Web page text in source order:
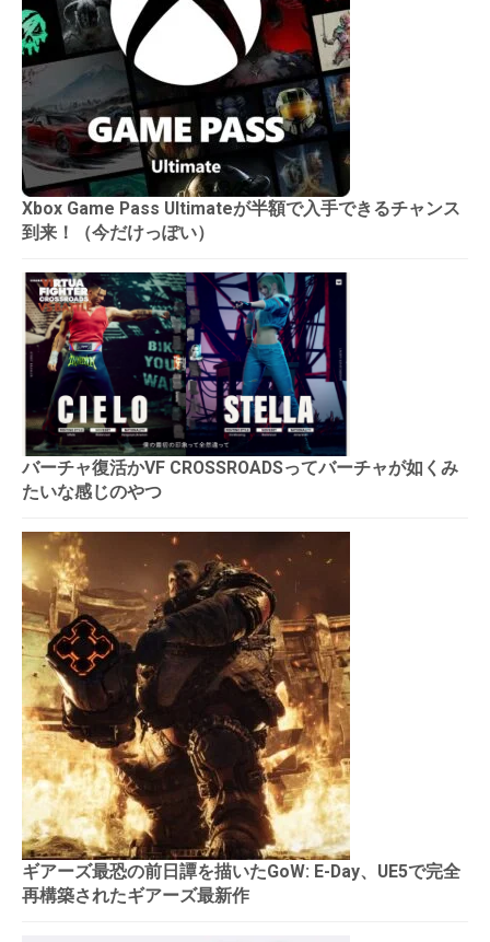
Xbox Game Pass Ultimateが半額で入手できるチャンス
到来！（今だけっぽい）
バーチャ復活かVF CROSSROADSってバーチャが如くみ
たいな感じのやつ
ギアーズ最恐の前日譚を描いたGoW: E-Day、UE5で完全
再構築されたギアーズ最新作